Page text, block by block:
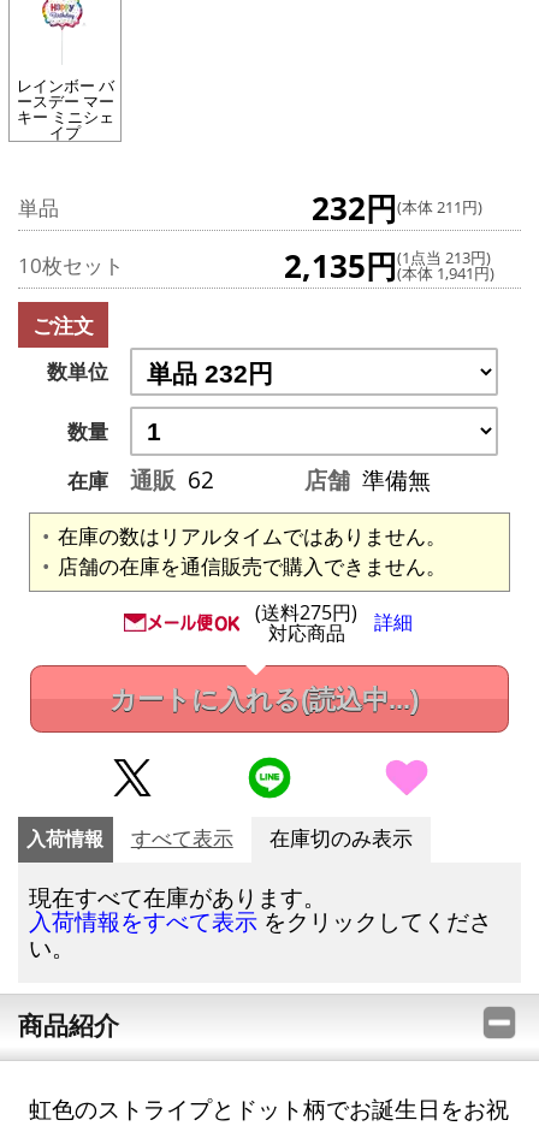
レインボー バ
ースデー マー
キー ミニシェ
イプ
単品 232円(本体 211円)
10枚セット 2,135円(1点当 213円)
(本体 1,941円)
ご注文
数単位
数量
在庫
通販 62 店舗 準備無
在庫の数はリアルタイムではありません。
店舗の在庫を通信販売で購入できません。
(送料275円)
対応商品 詳細
カートに入れる(読込中...)
入荷情報 すべて表示 在庫切のみ表示
現在すべて在庫があります。
入荷情報をすべて表示 をクリックしてくださ
い。
商品紹介
虹色のストライプとドット柄でお誕生日をお祝